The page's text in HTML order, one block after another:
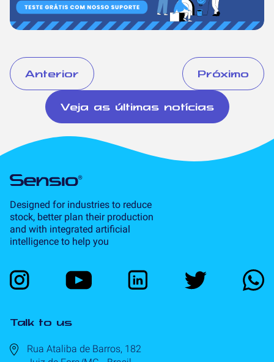
Anterior Próximo
Veja as últimas notícias
Designed for industries to reduce
stock, better plan their production
and with integrated artificial
intelligence to help you
Talk to us
Rua Ataliba de Barros, 182